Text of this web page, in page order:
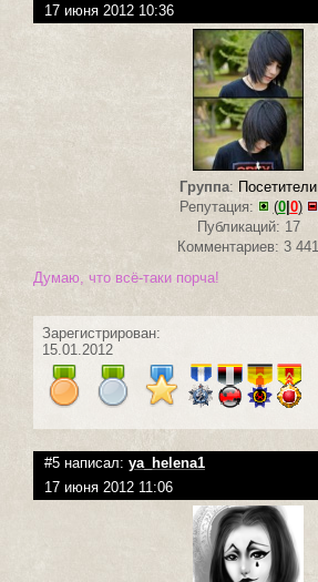
17 июня 2012 10:36
Группа: Посетители
Репутация:
(0|0)
Публикаций: 17
Комментариев: 3 441
Думаю, что всё-таки порча!
Зарегистрирован:
15.01.2012
#5 написал: ya_helena1
17 июня 2012 11:06